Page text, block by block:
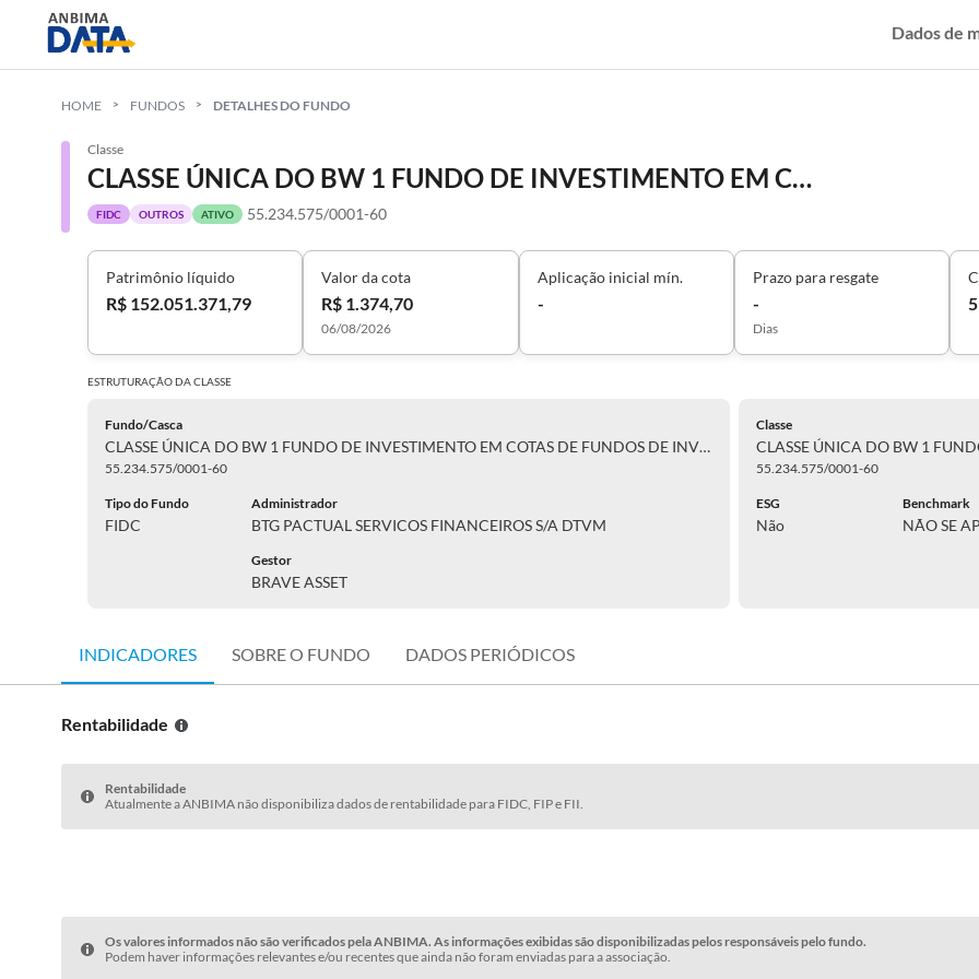
Dados de
HOME FUNDOS DETALHES DO FUNDO
Classe
CLASSE ÚNICA DO BW 1 FUNDO DE INVESTIMENTO EM COTAS DE FUNDOS DE INVESTIMENTO EM DIREITOS CREDITÓRIOS RESPONSABILIDADE LIMITADA-ÚNICA
FIDC OUTROS ATIVO 55.234.575/0001-60
Patrimônio líquido
R$ 152.051.371,79
Valor da cota
R$ 1.374,70
06/08/2026
Aplicação inicial mín.
-
Prazo para resgate
-
Dias
5
ESTRUTURAÇÃO DACLASSE
Fundo/Casca
CLASSE ÚNICA DO BW 1 FUNDO DE INVESTIMENTO EM COTAS DE FUNDOS DE INVESTIMENTO EM DIREITOS CREDITÓRIOS RESPONSABILIDADE LIMITADA
55.234.575/0001-60
Tipo do Fundo
FIDC
Administrador
BTG PACTUAL SERVICOS FINANCEIROS S/A DTVM
Gestor
BRAVE ASSET
Classe
55.234.575/0001-60
ESG
Não
Benchmark
NÃO SE
INDICADORES SOBRE O FUNDO DADOS PERIÓDICOS
Rentabilidade
Rentabilidade
Atualmente a ANBIMA não disponibiliza dados de rentabilidade para FIDC, FIP e FII.
Os valores informados não são verificados pela ANBIMA. As informações exibidas são disponibilizadas pelos responsáveis pelo fundo.
Podem haver informações relevantes e/ou recentes que ainda não foram enviadas para a associação.